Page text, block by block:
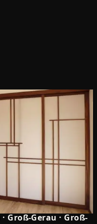
· Groß-Gerau · Groß-